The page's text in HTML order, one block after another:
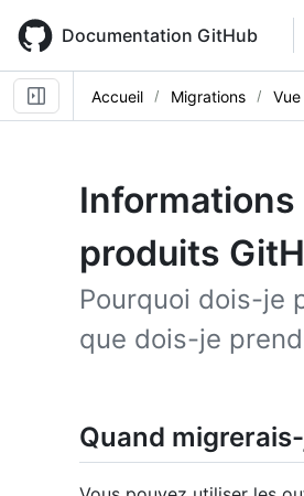
main
content
Documentation GitHub
Accueil Migrations Vue
produits
Pourquoi dois-je
que dois-je
Quand